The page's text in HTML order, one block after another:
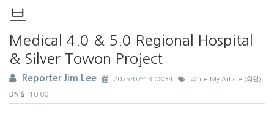
브
Medical 4.0 & 5.0 Regional Hospital
& Silver Towon Project
Reporter Jim Lee 2025-02-13 08:34 Write My Article (회원)
DN 10.00